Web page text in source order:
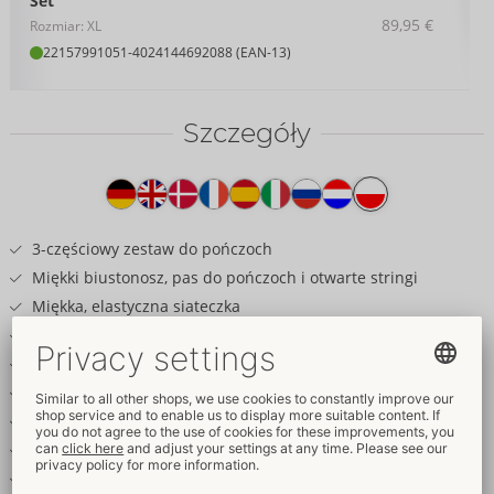
Rozmiar: XL
22157991051-4024144692088 (EAN-13)
89,95 €
Szczegóły
produkcie
3-częściowy zestaw do pończoch
Miękki biustonosz, pas do pończoch i otwarte stringi
Miękka, elastyczna siateczka
Odpinane łańcuszki z siateczkowych miseczek
Odpinany łańcuszek z paskiem do pończoch
Zachęcające stringi bez krocza
Odpinany łańcuszek w kroku
Regulowane paski i szelki